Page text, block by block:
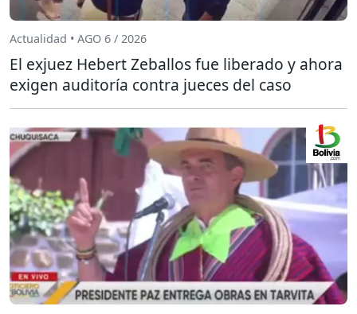
Actualidad • AGO 6 / 2026
El exjuez Hebert Zeballos fue liberado y ahora
exigen auditoría contra jueces del caso